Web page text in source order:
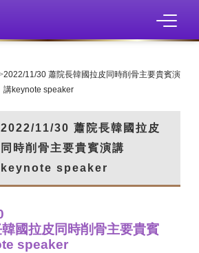
2022/11/30 蕭院長韓國拉皮同時削骨主要貴賓演
講keynote speaker
2022/11/30 蕭院長韓國拉皮
同時削骨主要貴賓演講
keynote speaker
國拉皮同時削骨主要貴賓
speaker